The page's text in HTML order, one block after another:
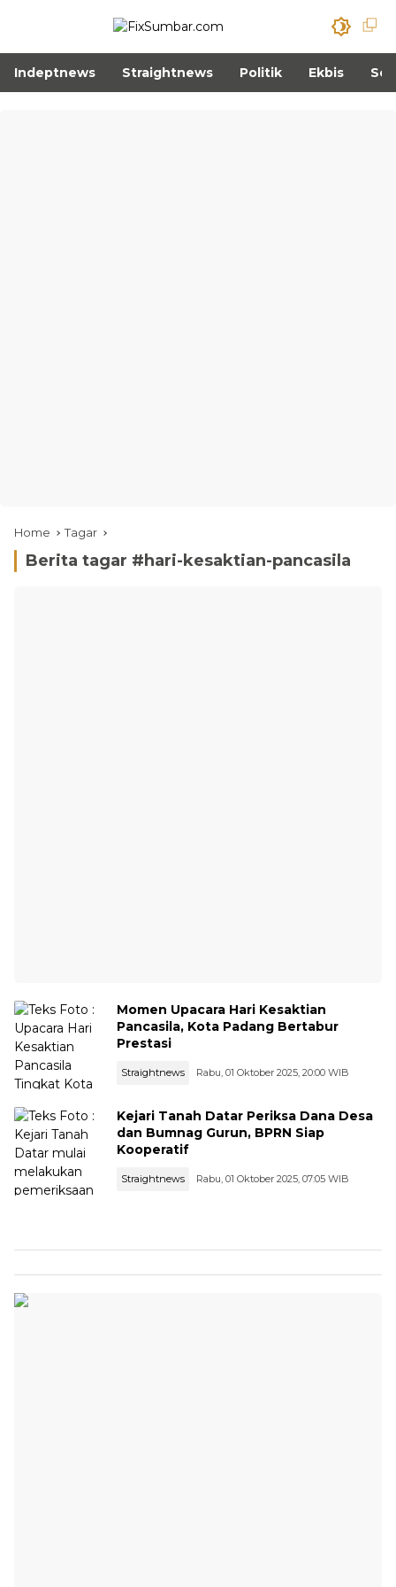
Indeptnews Straightnews Politik Ekbis
Home Tagar
Berita tagar #hari-kesaktian-pancasila
Momen Upacara Hari Kesaktian
Pancasila, Kota Padang Bertabur
Prestasi
Straightnews Rabu, 01 Oktober 2025, 20:00 WIB
Kejari Tanah Datar Periksa Dana Desa
dan Bumnag Gurun, BPRN Siap
Kooperatif
Straightnews Rabu, 01 Oktober 2025, 07:05 WIB